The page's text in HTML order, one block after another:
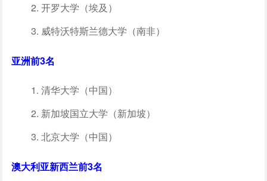
开罗大学（埃及）
威特沃特斯兰德大学（南非）
亚洲前3名
清华大学（中国）
新加坡国立大学（新加坡）
北京大学（中国）
澳大利亚新西兰前3名